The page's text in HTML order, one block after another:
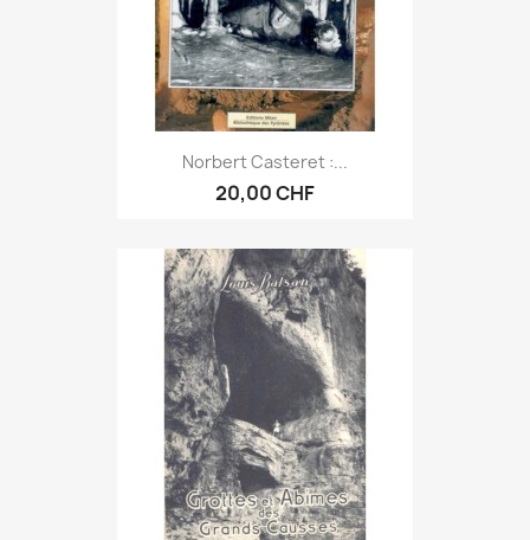
Norbert Casteret :...
20,00 CHF